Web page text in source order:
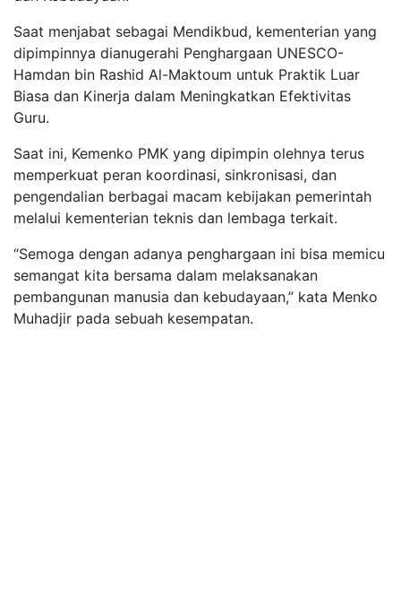
Saat menjabat sebagai Mendikbud, kementerian yang
dipimpinnya dianugerahi Penghargaan UNESCO-
Hamdan bin Rashid Al-Maktoum untuk Praktik Luar
Biasa dan Kinerja dalam Meningkatkan Efektivitas
Guru.
Saat ini, Kemenko PMK yang dipimpin olehnya terus
memperkuat peran koordinasi, sinkronisasi, dan
pengendalian berbagai macam kebijakan pemerintah
melalui kementerian teknis dan lembaga terkait.
“Semoga dengan adanya penghargaan ini bisa memicu
semangat kita bersama dalam melaksanakan
pembangunan manusia dan kebudayaan,” kata Menko
Muhadjir pada sebuah kesempatan.